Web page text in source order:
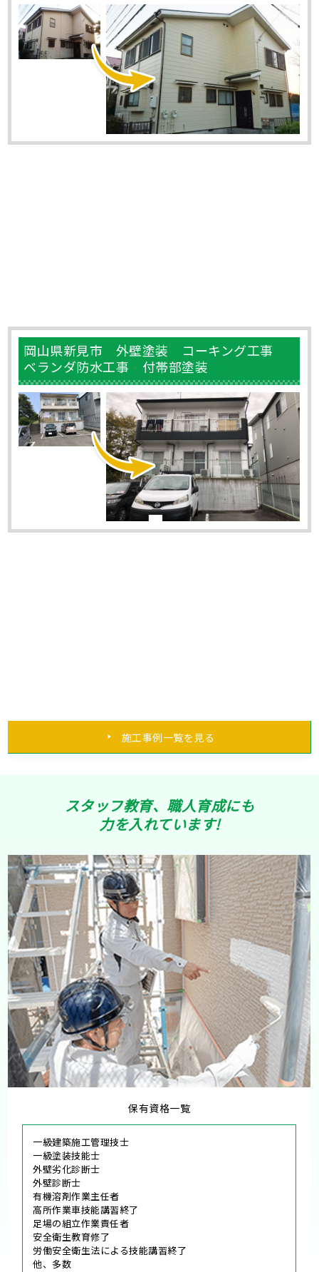
岡山県新見市 外壁塗装 コーキング工事
ベランダ防水工事 付帯部塗装
施工事例一覧を見る
スタッフ教育、職人育成にも
力を入れています!
保有資格一覧
一級建築施工管理技士
一級塗装技能士
外壁劣化診断士
外壁診断士
有機溶剤作業主任者
高所作業車技能講習終了
足場の組立作業責任者
安全衛生教育修了
労働安全衛生法による技能講習終了
他、多数